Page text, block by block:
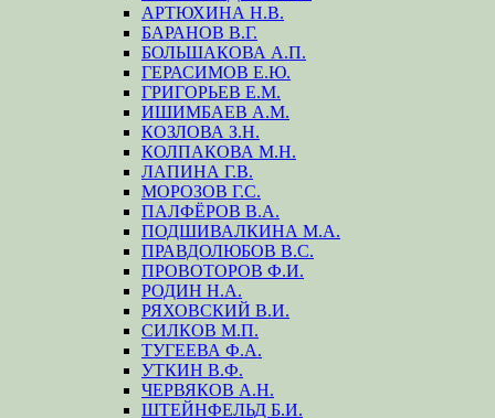
АРТЮХИНА Н.В.
БАРАНОВ В.Г.
БОЛЬШАКОВА А.П.
ГЕРАСИМОВ Е.Ю.
ГРИГОРЬЕВ Е.М.
ИШИМБАЕВ А.М.
КОЗЛОВА З.Н.
КОЛПАКОВА М.Н.
ЛАПИНА Г.В.
МОРОЗОВ Г.С.
ПАЛФЁРОВ В.А.
ПОДШИВАЛКИНА М.А.
ПРАВДОЛЮБОВ В.С.
ПРОВОТОРОВ Ф.И.
РОДИН Н.А.
РЯХОВСКИЙ В.И.
СИЛКОВ М.П.
ТУГЕЕВА Ф.А.
УТКИН В.Ф.
ЧЕРВЯКОВ А.Н.
ШТЕЙНФЕЛЬД Б.И.